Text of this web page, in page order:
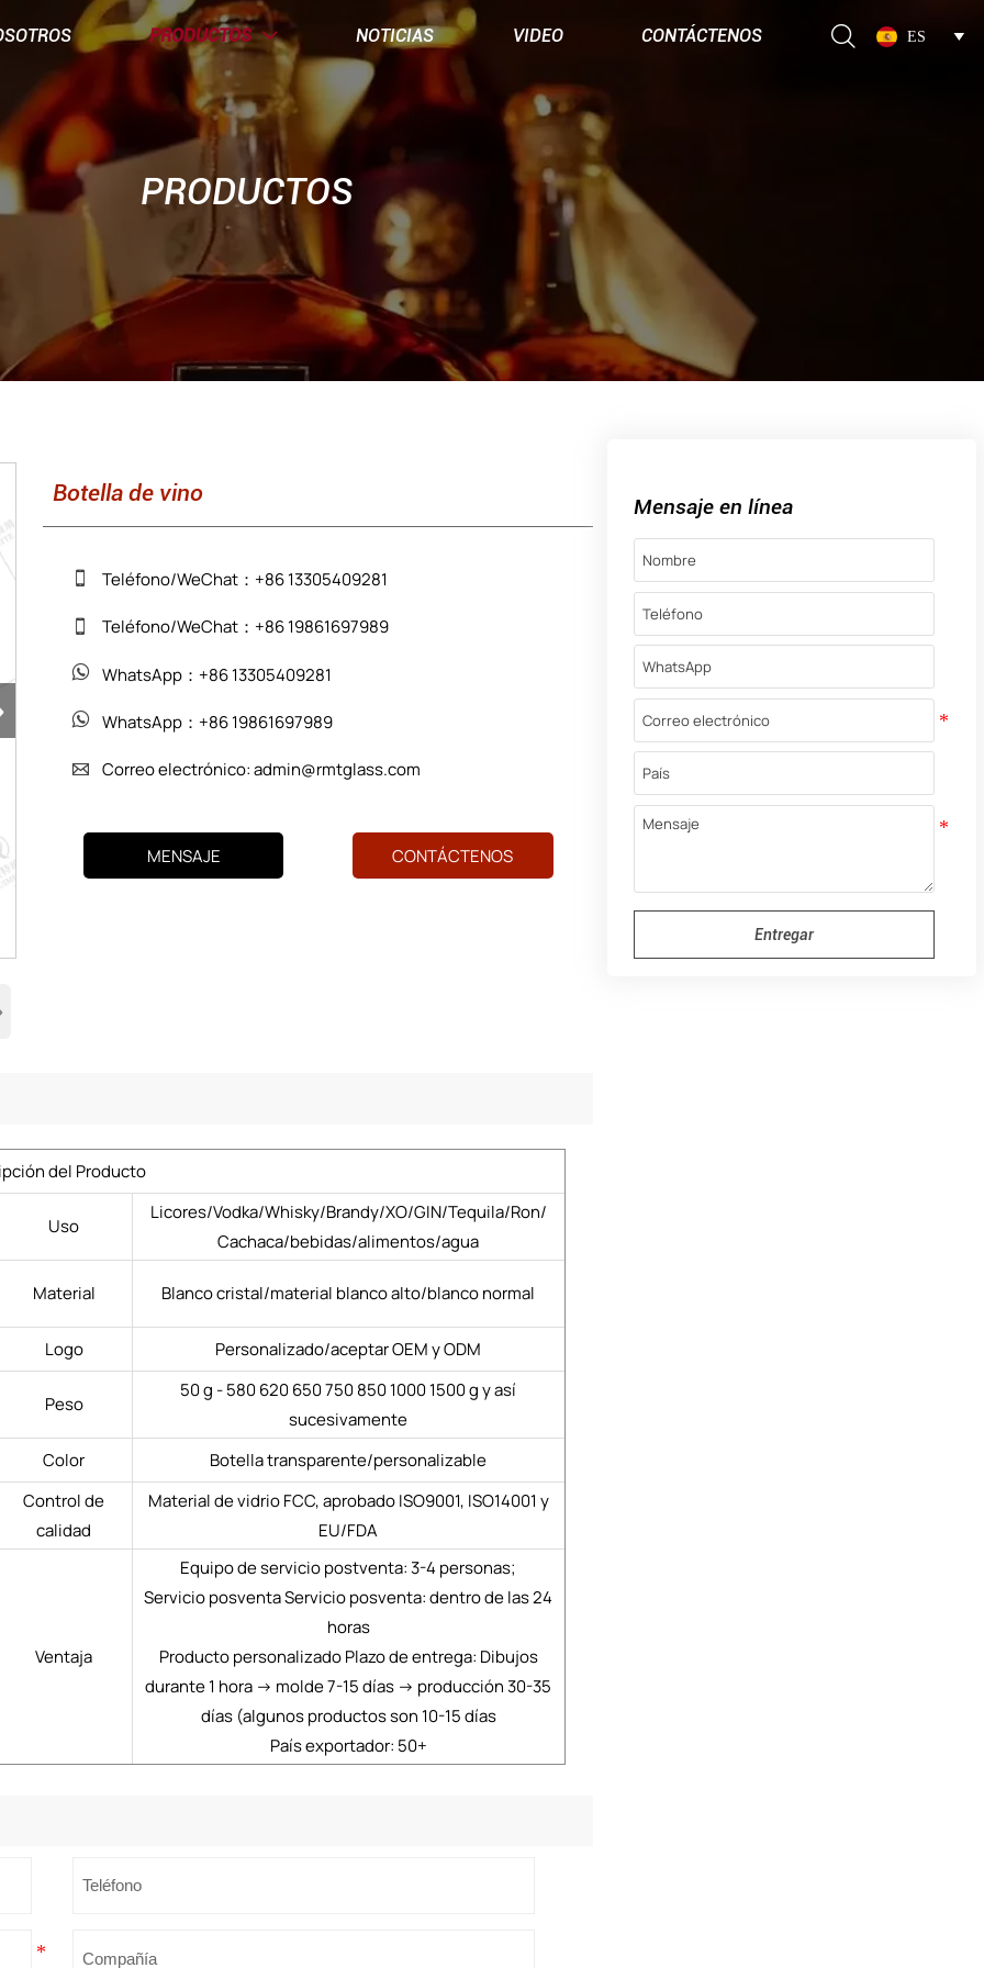
PRODUCTOS  NOTICIAS VIDEO CONTÁCTENOS  ES 
PRODUCTOS
Botella de vino
 Teléfono/WeChat：+86 13305409281
 Teléfono/WeChat：+86 19861697989
 WhatsApp：+86 13305409281
 WhatsApp：+86 19861697989
 Correo electrónico: admin@rmtglass.com
MENSAJE CONTÁCTENOS
del Producto
Uso
Licores/Vodka/Whisky/Brandy/XO/GIN/Tequila/Ron/
Cachaca/bebidas/alimentos/agua
Material Blanco cristal/material blanco alto/blanco normal
Logo Personalizado/aceptar OEM y ODM
Peso
50 g - 580 620 650 750 850 1000 1500 g y así
sucesivamente
Color
Botella transparente/personalizable
Control de
calidad
Material de vidrio FCC, aprobado ISO9001, ISO14001 y
EU/FDA
Ventaja
Equipo de servicio postventa: 3-4 personas;
Servicio posventa Servicio posventa: dentro de las 24
horas
Producto personalizado Plazo de entrega: Dibujos
durante 1 hora → molde 7-15 días → producción 30-35
días (algunos productos son 10-15 días
País exportador: 50+
Mensaje en línea
Entregar